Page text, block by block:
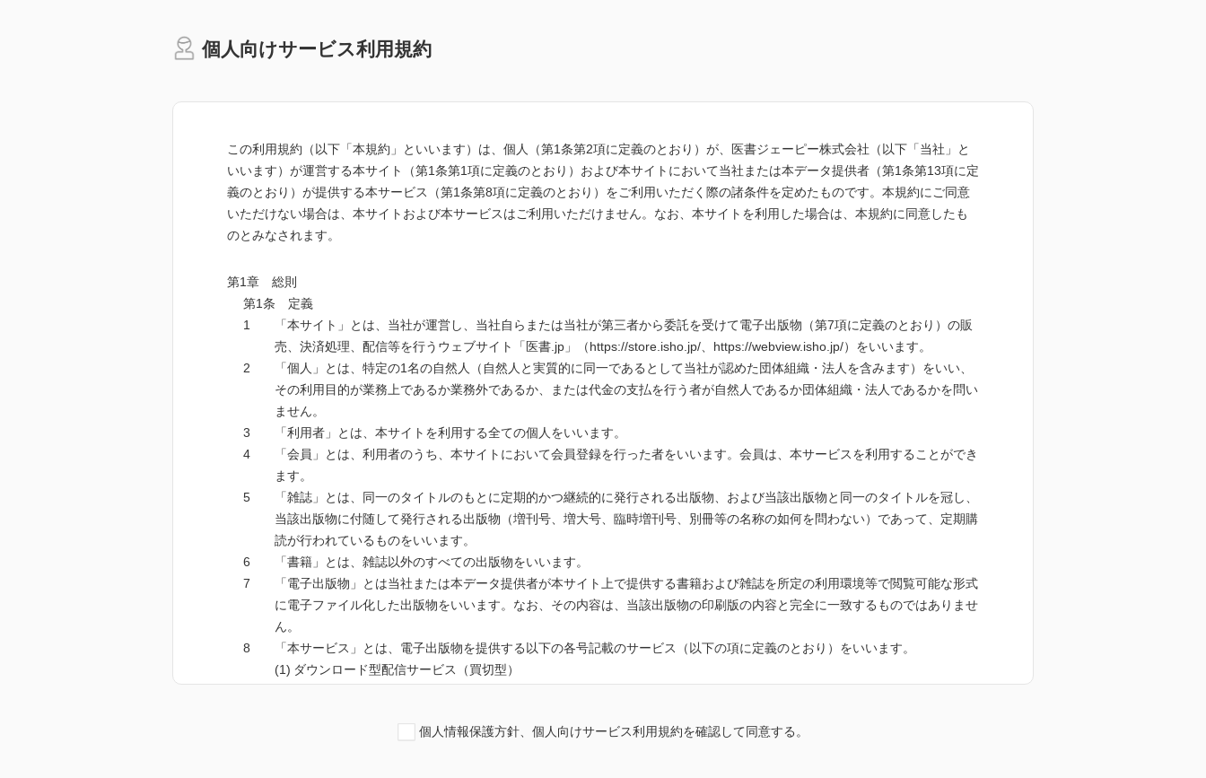
力された情報またはお客さまが当社に提供された情報
書店、取次その他当社が本サービスの提供の全部又は一部を委託した事業者を介して、お客さまが当社に提供された情報
その他お客さまが本サービスを利用するにあたり当社が収集する、端末情報、ログ情報、Cookie等の情報
第4条 保護対策
当社は、個人情報への不正アクセス、個人情報の紛失、破壊、改ざん、漏洩を予防するために合理的な安全対策および是正措置
を行います。
第5条 第三者提供
当社は、お客さまご本人の同意がない限り、個人情報を第三者に提供することはありません。但し、以下の場合を除きます。
法令に基づく場合
人の生命、身体または財産の保護のために必要がある場合であって、本人の同意を得ることが困難であるとき
公衆衛生の向上または児童の健全な育成の推進のために特に必要がある場合であって、本人の同意を得ることが困難である
とき
国の機関もしくは地方公共団体またはその委託を受けた者が法令の定める事務を遂行することに対して協力する必要がある
場合であって、本人の同意を得ることにより当該事務の遂行に支障を及ぼす恐れがあるとき
本規約第2条で定める利用目的を達成するため、当社が、個人情報の取扱いの全部または一部を、書店又は取次等の第三者に
委託する場合
前項の定めに関わらず、当社がお客様から収集した以下の個⼈情報等は、カード発⾏会社が⾏う不正利⽤検知・防⽌のために、
お客様が利⽤されているカード発⾏会社へ提供させていただきます。
・氏名
・電話番号
・Emailアドレス
・住所
個人向けサービス利用規約
この利用規約（以下「本規約」といいます）は、個人（第1条第2項に定義のとおり）が、医書ジェーピー株式会社（以下「当社」と
いいます）が運営する本サイト（第1条第1項に定義のとおり）および本サイトにおいて当社または本データ提供者（第1条第13項に定
義のとおり）が提供する本サービス（第1条第8項に定義のとおり）をご利用いただく際の諸条件を定めたものです。本規約にご同意
いただけない場合は、本サイトおよび本サービスはご利用いただけません。なお、本サイトを利用した場合は、本規約に同意したも
のとみなされます。
第1章 総則
第1条 定義
「本サイト」とは、当社が運営し、当社自らまたは当社が第三者から委託を受けて電子出版物（第7項に定義のとおり）の販
売、決済処理、配信等を行うウェブサイト「医書.jp」（https://store.isho.jp/、https://webview.isho.jp/）をいいます。
「個人」とは、特定の1名の自然人（自然人と実質的に同一であるとして当社が認めた団体組織・法人を含みます）をいい、
その利用目的が業務上であるか業務外であるか、または代金の支払を行う者が自然人であるか団体組織・法人であるかを問い
ません。
「利用者」とは、本サイトを利用する全ての個人をいいます。
「会員」とは、利用者のうち、本サイトにおいて会員登録を行った者をいいます。会員は、本サービスを利用することができ
ます。
「雑誌」とは、同一のタイトルのもとに定期的かつ継続的に発行される出版物、および当該出版物と同一のタイトルを冠し、
当該出版物に付随して発行される出版物（増刊号、増大号、臨時増刊号、別冊等の名称の如何を問わない）であって、定期購
読が行われているものをいいます。
「書籍」とは、雑誌以外のすべての出版物をいいます。
「電子出版物」とは当社または本データ提供者が本サイト上で提供する書籍および雑誌を所定の利用環境等で閲覧可能な形式
に電子ファイル化した出版物をいいます。なお、その内容は、当該出版物の印刷版の内容と完全に一致するものではありませ
ん。
「本サービス」とは、電子出版物を提供する以下の各号記載のサービス（以下の項に定義のとおり）をいいます。
ダウンロード型配信サービス（買切型）
アクセス型配信サービス（期間型）個人情報保護方針、個人向けサービス利用規約を確認して同意する。